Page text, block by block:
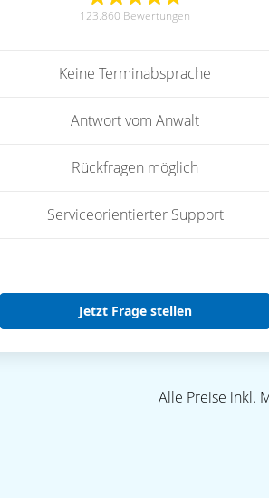
123.860 Bewertungen
Keine Terminabsprache
Antwort vom Anwalt
Rückfragen möglich
Serviceorientierter Support
Jetzt Frage stellen
Alle Preise inkl.